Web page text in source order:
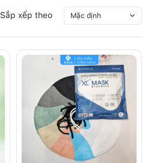
Sắp xếp theo Mặc định